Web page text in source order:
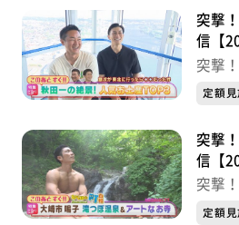
突撃
信【
分】
突撃
定額見
突撃
信【
分】
突撃
定額見